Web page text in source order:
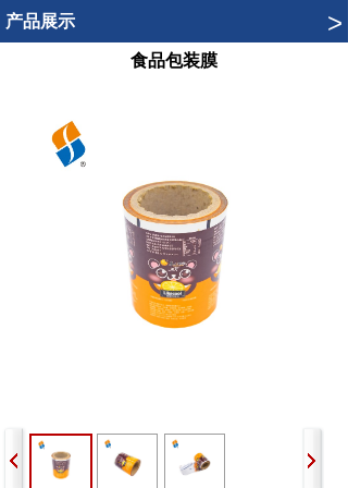
>
产品展示
食品包装膜